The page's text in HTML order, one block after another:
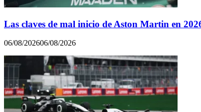
Las claves de mal inicio de Aston Martin en
06/08/202606/08/2026